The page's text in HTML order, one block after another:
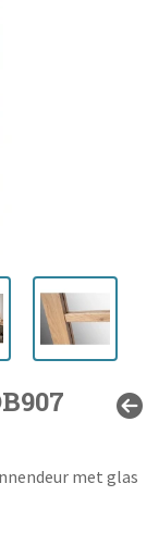
met glas